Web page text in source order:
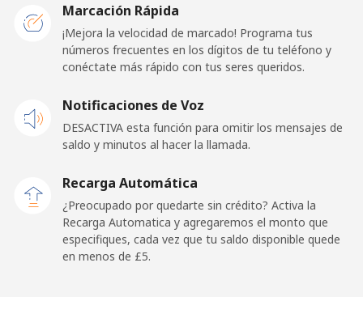
El Salvador
⁦9.9p⁩
50 min por
Celular ⁦13.9p⁩
35 min por
⁦£5⁩
Equatorial Guinea
Marcación Rápida
¡Mejora la velocidad de marcado! Programa tus
números frecuentes en los dígitos de tu teléfono y
conéctate más rápido con tus seres queridos.
Notificaciones de Voz
DESACTIVA esta función para omitir los mensajes de
saldo y minutos al hacer la llamada.
Recarga Automática
¿Preocupado por quedarte sin crédito? Activa la
Recarga Automatica y agregaremos el monto que
especifiques, cada vez que tu saldo disponible quede
en menos de ⁦£5⁩.